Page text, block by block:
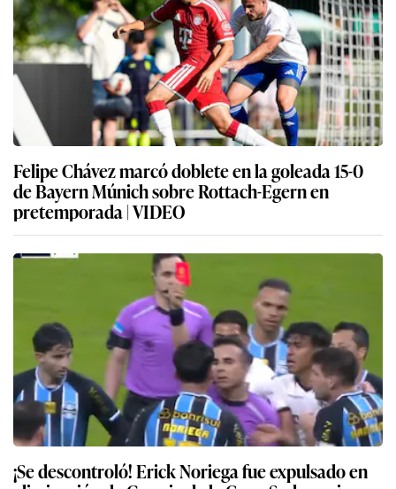
Felipe Chávez marcó doblete en la goleada 15-0
de Bayern Múnich sobre Rottach-Egern en
pretemporada | VIDEO
¡Se descontroló! Erick Noriega fue expulsado en